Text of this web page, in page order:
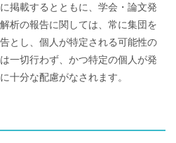
掲載するとともに、学会・論文発
析の報告に関しては、常に集団を
とし、個人が特定される可能性の
一切行わず、かつ特定の個人が発
十分な配慮がなされます。